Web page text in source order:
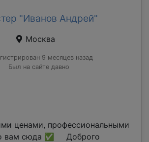
"Иванов Андрей"
Москва
9 месяцев назад
Был на сайте давно
ценами, профессиональными
вам сюда ✅ Доброго